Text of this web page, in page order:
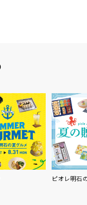
ピオレ明石